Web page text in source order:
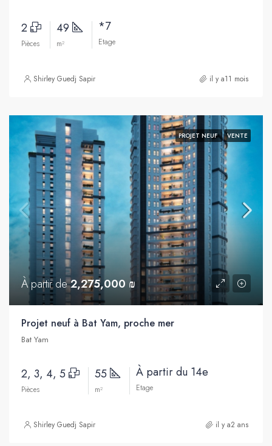
2
Pièces
49
m²
*7
Etage
Shirley Guedj Sapir il y a11 mois
PROJET NEUF VENTE
À partir de2,275,000 ₪
Projet neuf à Bat Yam, proche mer
Bat Yam
2, 3, 4, 5
Pièces
55
m²
À partir du 14e
Etage
Shirley Guedj Sapir il y a2 ans